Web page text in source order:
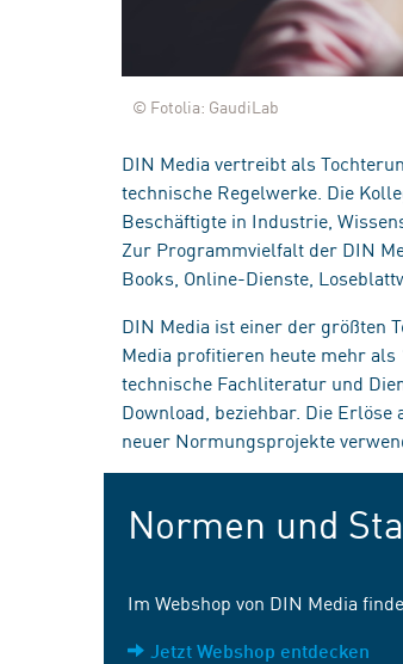
© Fotolia: GaudiLab
DIN Media vertreibt als
technische Regelwerke. Die
Beschäftigte in Industrie,
Zur Programmvielfalt der DIN
Books, Online-Dienste,
DIN Media ist einer der größten
Media profitieren heute mehr als
technische Fachliteratur und
Download, beziehbar. Die
neuer Normungsprojekte
Normen und
Im Webshop von DIN Media
Jetzt Webshop entdecken